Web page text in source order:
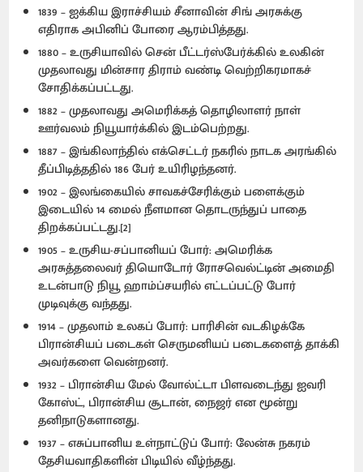
1839 – ஐக்கிய இராச்சியம் சீனாவின் சிங் அரசுக்கு
எதிராக அபினிப் போரை ஆரம்பித்தது.
1880 – உருசியாவில் சென் பீட்டர்ஸ்பேர்க்கில் உலகின்
முதலாவது மின்சார திராம் வண்டி வெற்றிகரமாகச்
சோதிக்கப்பட்டது.
1882 – முதலாவது அமெரிக்கத் தொழிலாளர் நாள்
ஊர்வலம் நியூயார்க்கில் இடம்பெற்றது.
1887 – இங்கிலாந்தில் எக்செட்டர் நகரில் நாடக அரங்கில்
தீப்பிடித்ததில் 186 பேர் உயிரிழந்தனர்.
1902 – இலங்கையில் சாவகச்சேரிக்கும் பளைக்கும்
இடையில் 14 மைல் நீளமான தொடருந்துப் பாதை
திறக்கப்பட்டது.[2]
1905 – உருசிய-சப்பானியப் போர்: அமெரிக்க
அரசுத்தலைவர் தியொடோர் ரோசவெல்ட்டின் அமைதி
உடன்பாடு நியூ ஹாம்ப்சயரில் எட்டப்பட்டு போர்
முடிவுக்கு வந்தது.
1914 – முதலாம் உலகப் போர்: பாரிசின் வடகிழக்கே
பிரான்சியப் படைகள் செருமனியப் படைகளைத் தாக்கி
அவர்களை வென்றனர்.
1932 – பிரான்சிய மேல் வோல்ட்டா பிளவடைந்து ஐவரி
கோஸ்ட், பிரான்சிய சூடான், நைஜர் என மூன்று
தனிநாடுகளானது.
1937 – எசுப்பானிய உள்நாட்டுப் போர்: லேன்சு நகரம்
தேசியவாதிகளின் பிடியில் வீழ்ந்தது.